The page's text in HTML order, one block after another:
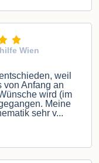
Wien
weil
von Anfang an
wird (im
Meine
sehr v...